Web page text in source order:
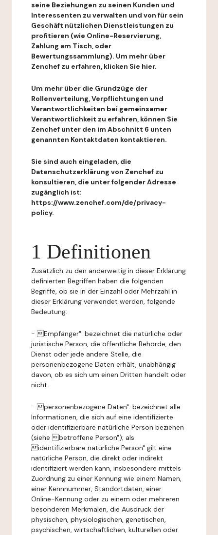
seine Beziehungen zu seinen Kunden und
Interessenten zu verwalten und von für sein
Geschäft nützlichen Dienstleistungen zu
profitieren (wie Online-Reservierung,
Zahlung am Tisch, oder
Bewertungssammlung). Um mehr über
Zenchef zu erfahren, klicken Sie hier.
Um mehr über die Grundzüge der
Rollenverteilung, Verpflichtungen und
Verantwortlichkeiten bei gemeinsamer
Verantwortlichkeit zu erfahren, können Sie
Zenchef unter den im Abschnitt 6 unten
genannten Kontaktdaten kontaktieren.
Sie sind auch eingeladen, die
Datenschutzerklärung von Zenchef zu
konsultieren, die unter folgender Adresse
zugänglich ist:
https://www.zenchef.com/de/privacy-
policy.
1 Definitionen
Zusätzlich zu den anderweitig in dieser Erklärung
definierten Begriffen haben die folgenden
Begriffe, ob sie in der Einzahl oder Mehrzahl in
dieser Erklärung verwendet werden, folgende
Bedeutung:
- Empfänger": bezeichnet die natürliche oder
juristische Person, die öffentliche Behörde, den
Dienst oder jede andere Stelle, die
personenbezogene Daten erhält, unabhängig
davon, ob es sich um einen Dritten handelt oder
nicht.
- personenbezogene Daten": bezeichnet alle
Informationen, die sich auf eine identifizierte
oder identifizierbare natürliche Person beziehen
(siehe betroffene Person"); als
identifizierbare natürliche Person" gilt eine
natürliche Person, die direkt oder indirekt
identifiziert werden kann, insbesondere mittels
Zuordnung zu einer Kennung wie einem Namen,
einer Kennnummer, Standortdaten, einer
Online-Kennung oder zu einem oder mehreren
besonderen Merkmalen, die Ausdruck der
physischen, physiologischen, genetischen,
psychischen, wirtschaftlichen, kulturellen oder